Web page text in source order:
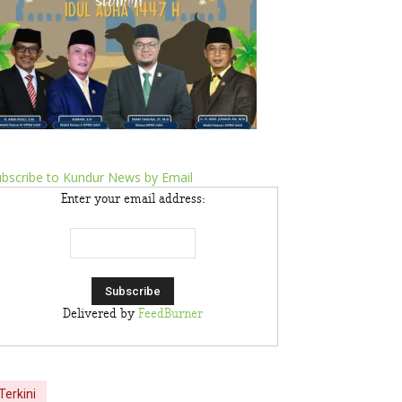
to Kundur News by Email
Enter your email address:
Delivered by FeedBurner